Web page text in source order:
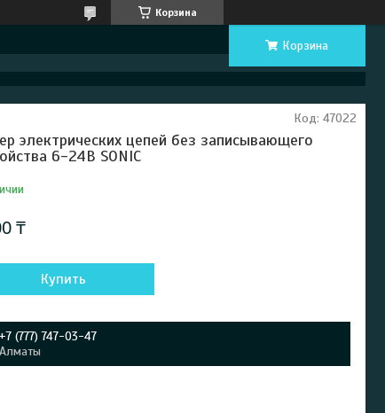
Корзина
Корзина
электрических цепей без записывающего
6-24В SONIC
Код: 47022
₸
Купить
+7 (777) 747-03-47
Алматы